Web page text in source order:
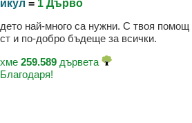
= 1 Дърво
най-много са нужни. С твоя
и по-добро бъдеще за всички.
259.589 дървета
Благодаря!